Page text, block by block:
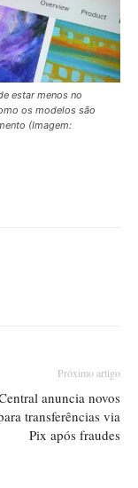
estar menos no
os modelos são
(Imagem:
Próximo artigo
anuncia novos
transferências via
Pix após fraudes